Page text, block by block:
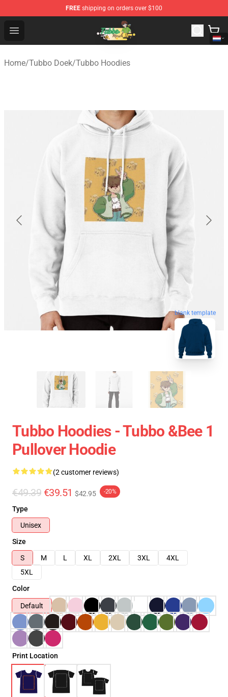
FREE shipping on orders over $100
Open menu
Tubbo Store - Official Tubbo Merchandise Shop
Home/Tubbo Doek/Tubbo Hoodies
blank template
Tubbo Hoodies - Tubbo &Bee 1
Pullover Hoodie
(2 customer reviews)
€49.39 €39.51 $42.95 -20%
Type
Unisex
Size
S
M L XL 2XL 3XL
4XL
5XL
Color
Default
Print Location